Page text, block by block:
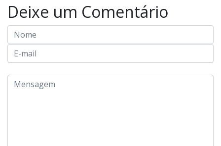
Deixe um Comentário